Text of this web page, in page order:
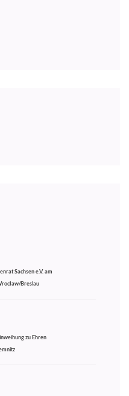
Sachsen e.V. am
Breslau
zu Ehren